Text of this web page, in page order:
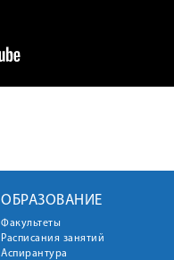
ОБРАЗОВАНИЕ
Факультеты
Расписания занятий
Аспирантура